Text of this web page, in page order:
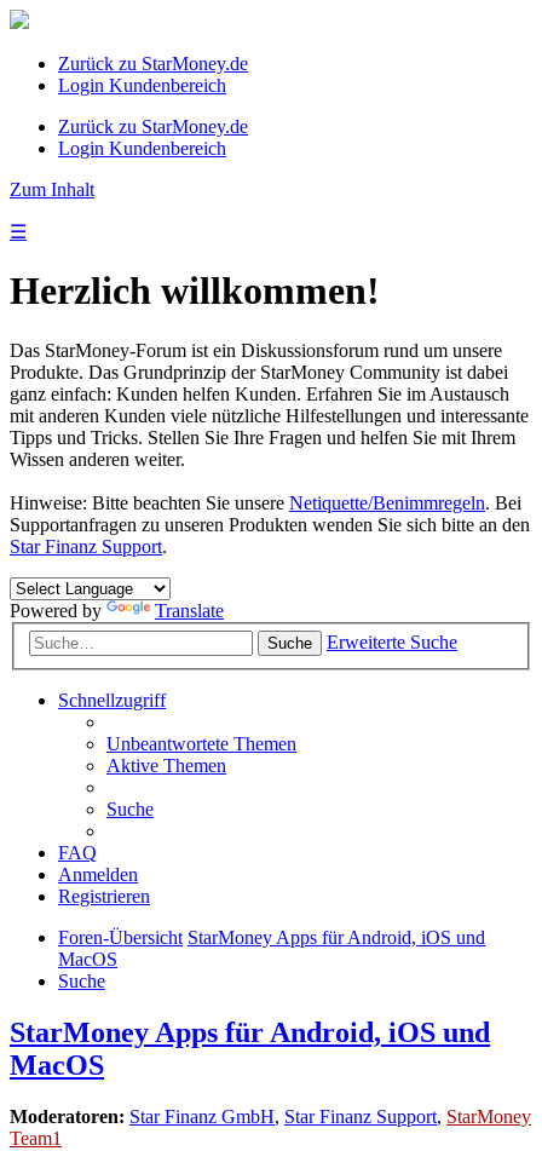
Zurück zu StarMoney.de
Login Kundenbereich
Zurück zu StarMoney.de
Login Kundenbereich
Zum Inhalt
☰
Herzlich willkommen!
Das StarMoney-Forum ist ein Diskussionsforum rund um unsere
Produkte. Das Grundprinzip der StarMoney Community ist dabei
ganz einfach: Kunden helfen Kunden. Erfahren Sie im Austausch
mit anderen Kunden viele nützliche Hilfestellungen und interessante
Tipps und Tricks. Stellen Sie Ihre Fragen und helfen Sie mit Ihrem
Wissen anderen weiter.
Hinweise: Bitte beachten Sie unsere Netiquette/Benimmregeln. Bei
Supportanfragen zu unseren Produkten wenden Sie sich bitte an den
Star Finanz Support.
Powered by Translate
Suche Erweiterte Suche
Schnellzugriff
Unbeantwortete Themen
Aktive Themen
Suche
FAQ
Anmelden
Registrieren
Foren-Übersicht StarMoney Apps für Android, iOS und
MacOS
Suche
StarMoney Apps für Android, iOS und
MacOS
Moderatoren: Star Finanz GmbH, Star Finanz Support, StarMoney
Team1